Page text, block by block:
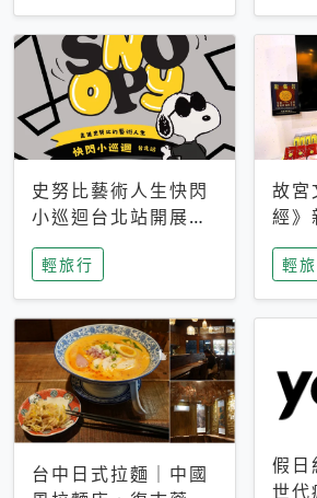
史努比藝術人生快閃
小巡迴台北站開展！
松菸百款花生漫畫限
定商品同步登場
輕旅行
故宮
經》
玩
優惠
輕
台中日式拉麵｜中國
假日
世